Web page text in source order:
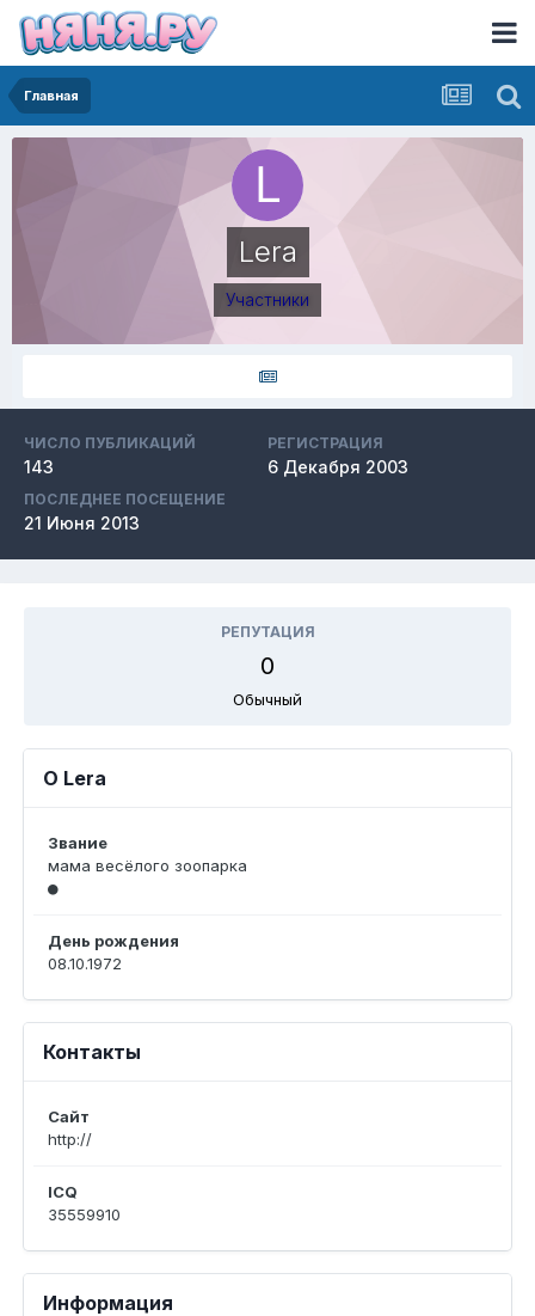
Главная
Lera
Участники
ЧИСЛО ПУБЛИКАЦИЙ
143
РЕГИСТРАЦИЯ
6 Декабря 2003
ПОСЛЕДНЕЕ ПОСЕЩЕНИЕ
21 Июня 2013
РЕПУТАЦИЯ
0
Обычный
О Lera
Звание
мама весёлого зоопарка
День рождения
08.10.1972
Контакты
Сайт
http://
ICQ
35559910
Информация